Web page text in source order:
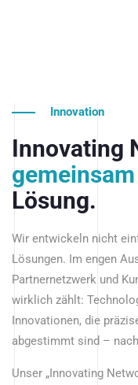
Innovation
Innovating
gemeinsam
Lösung.
Wir entwickeln nicht
Lösungen. Im engen
Partnernetzwerk und
wirklich zählt:
Innovationen, die
abgestimmt sind –
Unser „Innovating